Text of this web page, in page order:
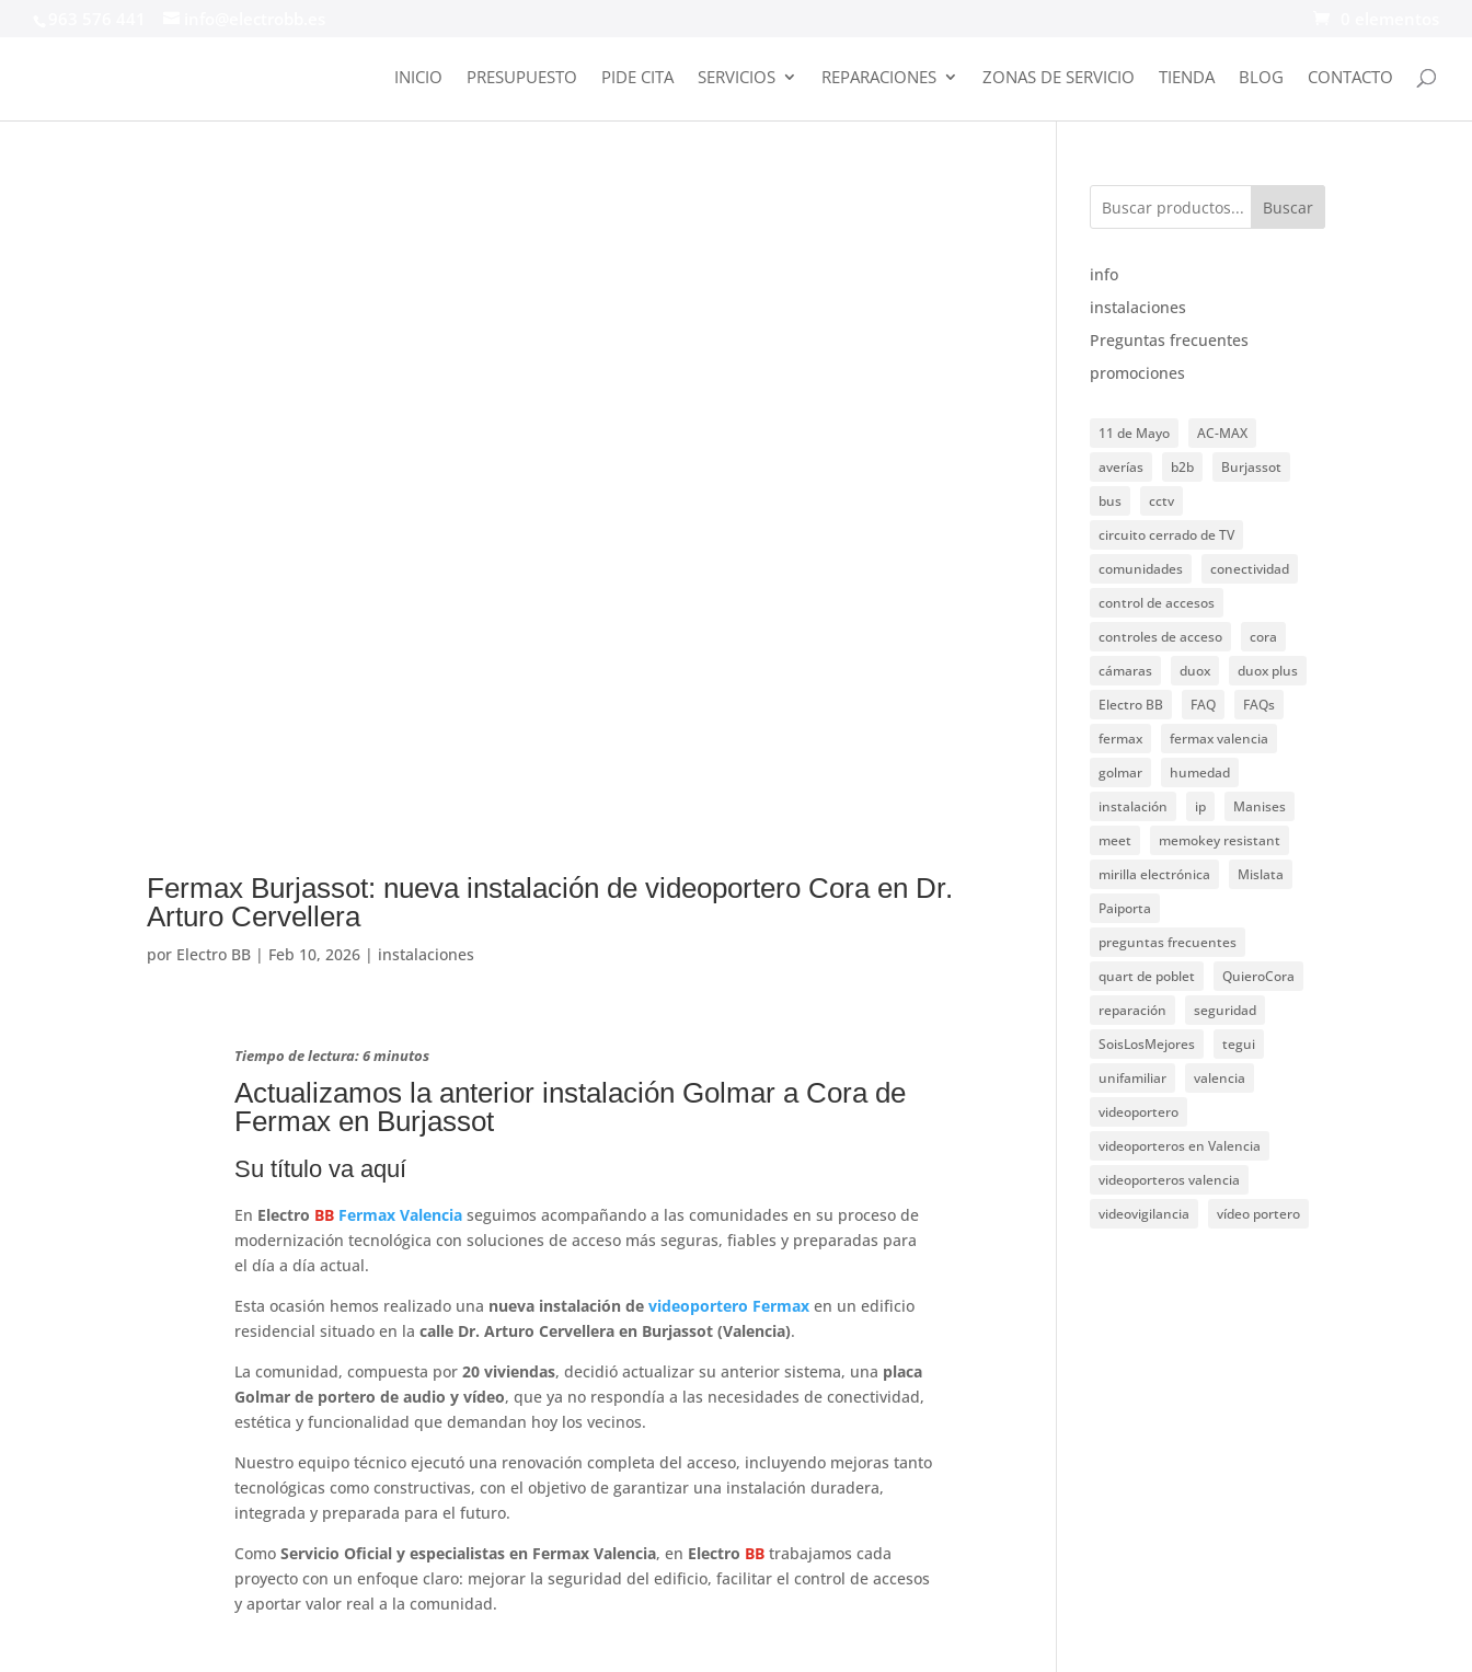
INICIO PRESUPUESTO PIDE CITA SERVICIOS REPARACIONES ZONAS DE SERVICIO TIENDA BLOG CONTACTO
Fermax Burjassot: nueva instalación de videoportero Cora en Dr.
Arturo Cervellera
por Electro BB | Feb 10, 2026 | instalaciones
Tiempo de lectura: 6 minutos
Actualizamos la anterior instalación Golmar a Cora de
Fermax en Burjassot
Su título va aquí
En Electro BB Fermax Valencia seguimos acompañando a las comunidades en su proceso de
modernización tecnológica con soluciones de acceso más seguras, fiables y preparadas para
el día a día actual.
Esta ocasión hemos realizado una nueva instalación devideoportero Fermax en un edificio
residencial situado en lacalle Dr. Arturo Cervellera en Burjassot (Valencia).
La comunidad, compuesta por20 viviendas, decidió actualizar su anterior sistema, una placa
Golmar de portero de audio y vídeo, que ya no respondía a las necesidades de conectividad,
estética y funcionalidad que demandan hoy los vecinos.
Nuestro equipo técnico ejecutó una renovación completa del acceso, incluyendo mejoras tanto
tecnológicas como constructivas, con el objetivo de garantizar una instalación duradera,
integrada y preparada para el futuro.
ComoServicio Oficial y especialistas en Fermax Valencia, en Electro BB trabajamos cada
proyecto con un enfoque claro: mejorar la seguridad del edificio, facilitar el control de accesos
y aportar valor real a la comunidad.
Buscar
info
instalaciones
Preguntas frecuentes
promociones
11 de Mayo
AC-MAX
averías
b2b
Burjassot
bus
cctv
circuito cerrado de TV
comunidades
conectividad
control de accesos
controles de acceso
cora
cámaras
duox
duox plus
Electro BB
FAQ
FAQs
fermax
fermax valencia
golmar
humedad
instalación
ip
Manises
meet
memokey resistant
mirilla electrónica
Mislata
Paiporta
preguntas frecuentes
quart de poblet
QuieroCora
reparación
seguridad
SoisLosMejores
tegui
unifamiliar
valencia
videoportero
videoporteros en Valencia
videoporteros valencia
videovigilancia
vídeo portero